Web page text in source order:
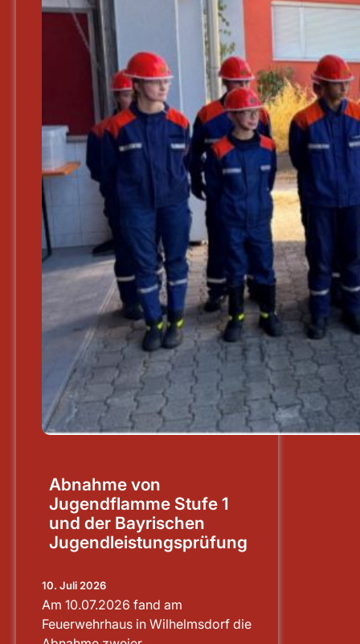
Abnahme von
Jugendflamme Stufe 1
und der Bayrischen
Jugendleistungsprüfung
10. Juli 2026
Am 10.07.2026 fand am
Feuerwehrhaus in Wilhelmsdorf die